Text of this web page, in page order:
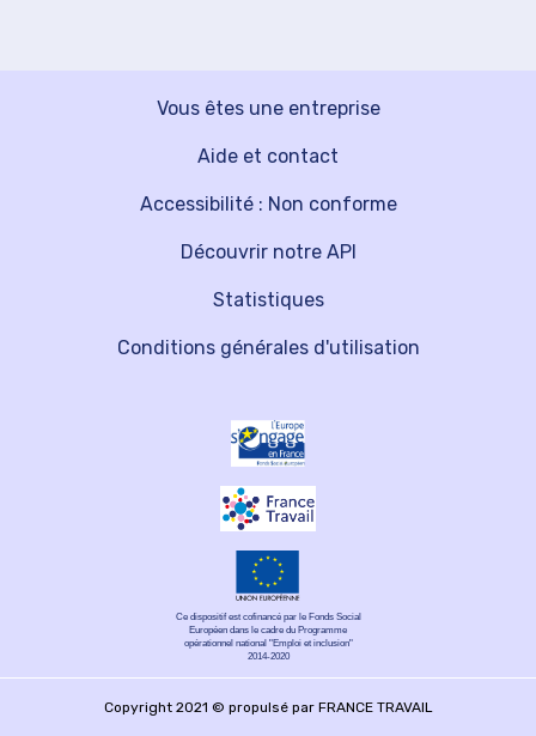
Vous êtes une entreprise
Découvrir notre API
Aide et contact
Statistiques
Accessibilité : Non conforme
Conditions générales d'utilisation
Ce dispositif est cofinancé par le Fonds Social
Européen dans le cadre du Programme
opérationnel national "Emploi et inclusion"
2014-2020
Copyright 2021 © propulsé par FRANCE TRAVAIL